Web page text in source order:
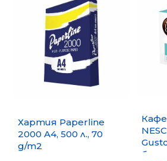
Хартия Paperline
2000 A4, 500 л., 70
g/m2
бр.